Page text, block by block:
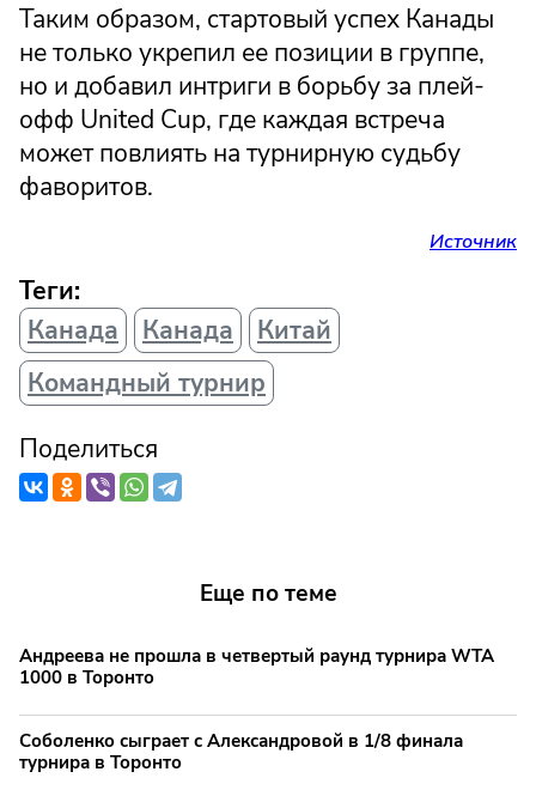
Таким образом, стартовый успех Канады
не только укрепил ее позиции в группе,
но и добавил интриги в борьбу за плей-
офф United Cup, где каждая встреча
может повлиять на турнирную судьбу
фаворитов.
Источник
Теги:
Канада
Канада
Китай
Командный турнир
Поделиться
Еще по теме
Андреева не прошла в четвертый раунд турнира WTA
1000 в Торонто
Соболенко сыграет с Александровой в 1/8 финала
турнира в Торонто